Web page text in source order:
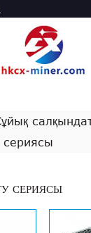
СЕРИЯСЫ